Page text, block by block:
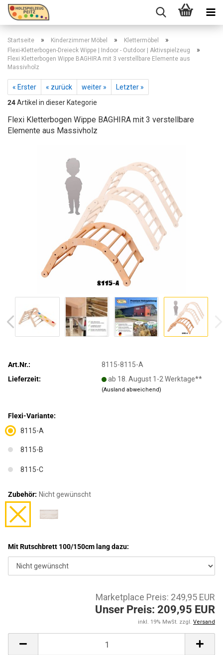
Startseite » Kinderzimmer Möbel » Klettermöbel »
Flexi-Kletterbogen-Dreieck Wippe | Indoor - Outdoor | Aktivspielzeug »
Flexi Kletterbogen Wippe BAGHIRA mit 3 verstellbare Elemente aus
Massivholz
« Erster « zurück weiter »
Letzter »
24Artikel in dieser Kategorie
Flexi Kletterbogen Wippe BAGHIRA mit 3 verstellbare
Elemente aus Massivholz
Art.Nr.:
8115-8115-A
Lieferzeit:
ab 18. August 1-2 Werktage**
(Ausland abweichend)
Flexi-Variante:
8115-A
8115-B
8115-C
Zubehör: Nicht gewünscht
Mit Rutschbrett 100/150cm lang dazu:
Marketplace Preis: 249,95 EUR
Unser Preis: 209,95 EUR
inkl. 19% MwSt. zzgl. Versand